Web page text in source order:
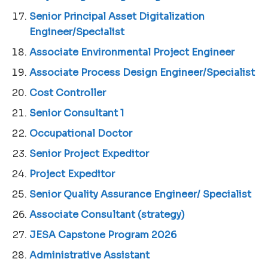
Senior Principal Asset Digitalization
Engineer/Specialist
Associate Environmental Project Engineer
Associate Process Design Engineer/Specialist
Cost Controller
Senior Consultant 1
Occupational Doctor
Senior Project Expeditor
Project Expeditor
Senior Quality Assurance Engineer/ Specialist
Associate Consultant (strategy)
JESA Capstone Program 2026
Administrative Assistant